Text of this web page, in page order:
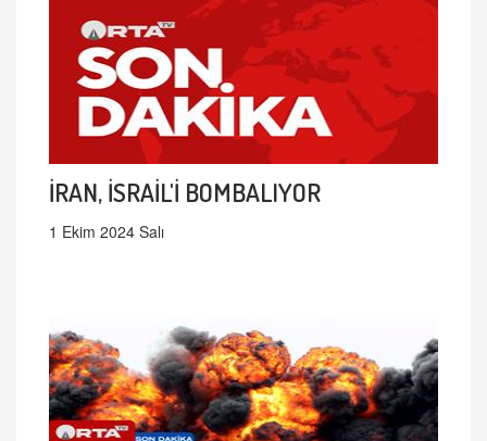
İRAN, İSRAİL'İ BOMBALIYOR
1 Ekim 2024 Salı